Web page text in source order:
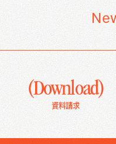
Contact Us
(Download)
資料請求